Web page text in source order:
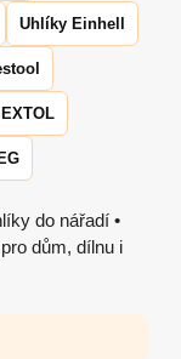
Uhlíky Einhell
do nářadí •
dům, dílnu i